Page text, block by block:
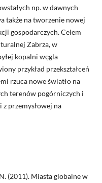
np. w dawnych
także na tworzenie nowej
gospodarczych. Celem
Zabrza, w
kopalni węgla
przykład przekształceń
rzuca nowe światło na
terenów pogórniczych i
z przemysłowej na
(2011). Miasta globalne w